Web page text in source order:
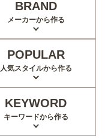
BRAND
メーカーから作る
POPULAR
人気スタイルから作る
KEYWORD
キーワードから作る